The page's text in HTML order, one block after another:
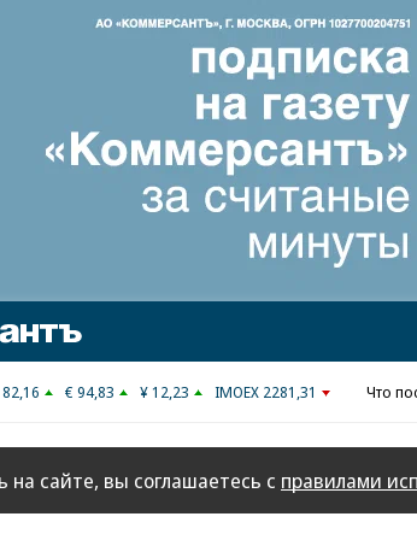
€ 94,83 ¥ 12,23 IMOEX 2281,31 Что
на сайте, вы соглашаетесь с правилами